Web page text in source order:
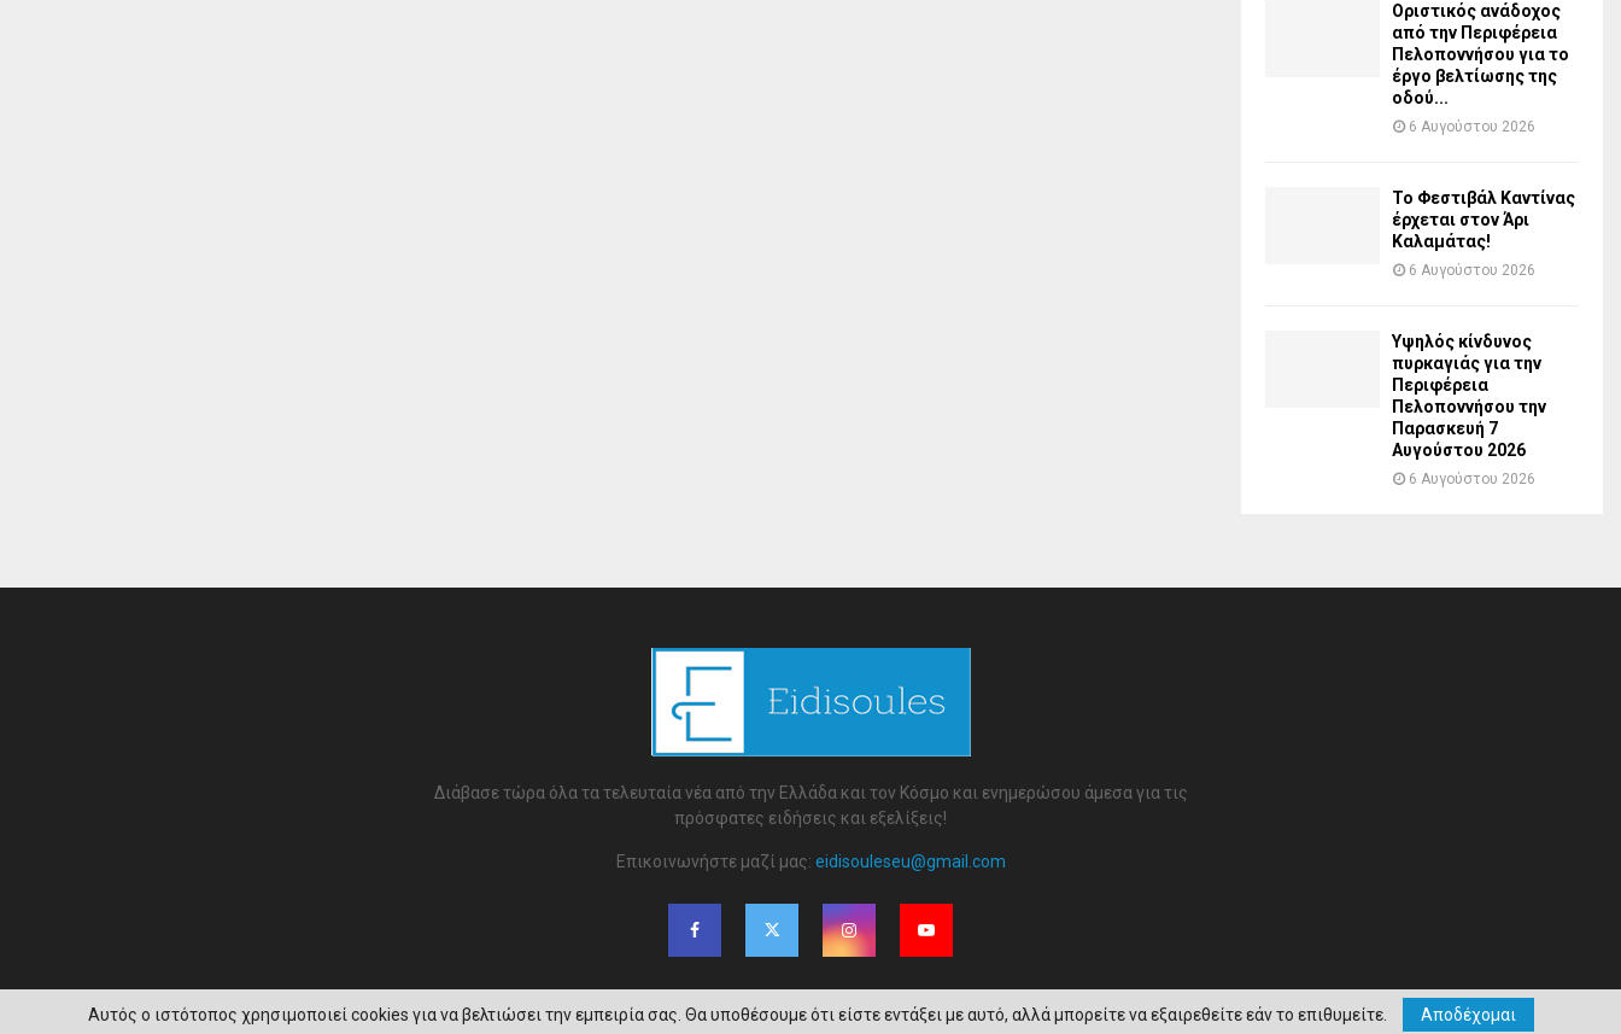
Οριστικός ανάδοχος
από την Περιφέρεια
Πελοποννήσου για το
έργο βελτίωσης της
οδού...
6 Αυγούστου 2026
Το Φεστιβάλ Καντίνας
έρχεται στον Άρι
Καλαμάτας!
6 Αυγούστου 2026
Υψηλός κίνδυνος
πυρκαγιάς για την
Περιφέρεια
Πελοποννήσου την
Παρασκευή 7
Αυγούστου 2026
6 Αυγούστου 2026
Διάβασε τώρα όλα τα τελευταία νέα από την Ελλάδα και τον Κόσμο και ενημερώσου άμεσα για τις
πρόσφατες ειδήσεις και εξελίξεις!
Επικοινωνήστε μαζί μας: eidisouleseu@gmail.com
Αυτός ο ιστότοπος χρησιμοποιεί cookies για να βελτιώσει την εμπειρία σας. Θα υποθέσουμε ότι είστε εντάξει με αυτό, αλλά μπορείτε να εξαιρεθείτε εάν το επιθυμείτε. Αποδέχομαι